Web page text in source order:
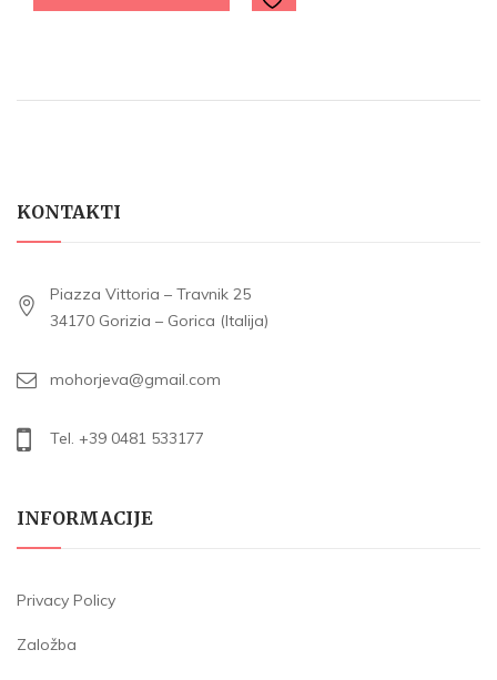
KONTAKTI
Piazza Vittoria – Travnik 25
34170 Gorizia – Gorica (Italija)
mohorjeva@gmail.com
Tel. +39 0481 533177
INFORMACIJE
Privacy Policy
Založba